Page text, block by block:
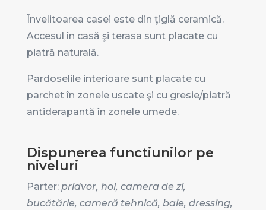
Învelitoarea casei este din ţiglă ceramică.
Accesul în casă şi terasa sunt placate cu
piatră naturală.
Pardoselile interioare sunt placate cu
parchet în zonele uscate şi cu gresie/piatră
antiderapantă în zonele umede.
Dispunerea functiunilor pe
niveluri
Parter: pridvor, hol, camera de zi,
bucătărie, cameră tehnică, baie, dressing,